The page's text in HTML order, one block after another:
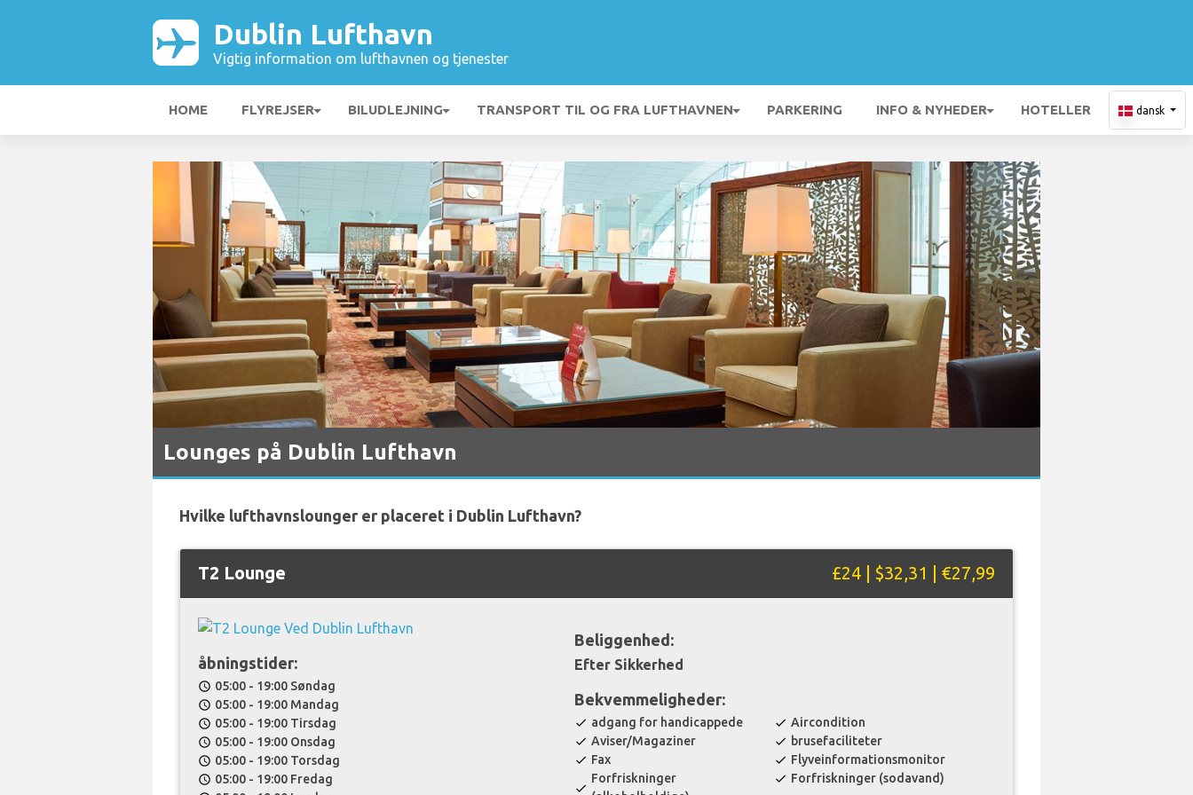
Dublin Lufthavn
Vigtig information om lufthavnen og tjenester
HOME FLYREJSER BILUDLEJNING TRANSPORT TIL OG FRA LUFTHAVNEN PARKERING INFO & NYHEDER HOTELLER dansk
Lounges på Dublin Lufthavn
Hvilke lufthavnslounger er placeret i Dublin Lufthavn?
T2 Lounge £24 | $32,31 | €27,99
åbningstider:
schedule 05:00 - 19:00 Søndag
schedule 05:00 - 19:00 Mandag
schedule 05:00 - 19:00 Tirsdag
schedule 05:00 - 19:00 Onsdag
schedule 05:00 - 19:00 Torsdag
schedule 05:00 - 19:00 Fredag
Beliggenhed:
Efter Sikkerhed
Bekvemmeligheder:
check adgang for handicappede check Aircondition
check Aviser/Magaziner check brusefaciliteter
check Fax check Flyveinformationsmonitor
check
Forfriskninger
check Forfriskninger (sodavand)